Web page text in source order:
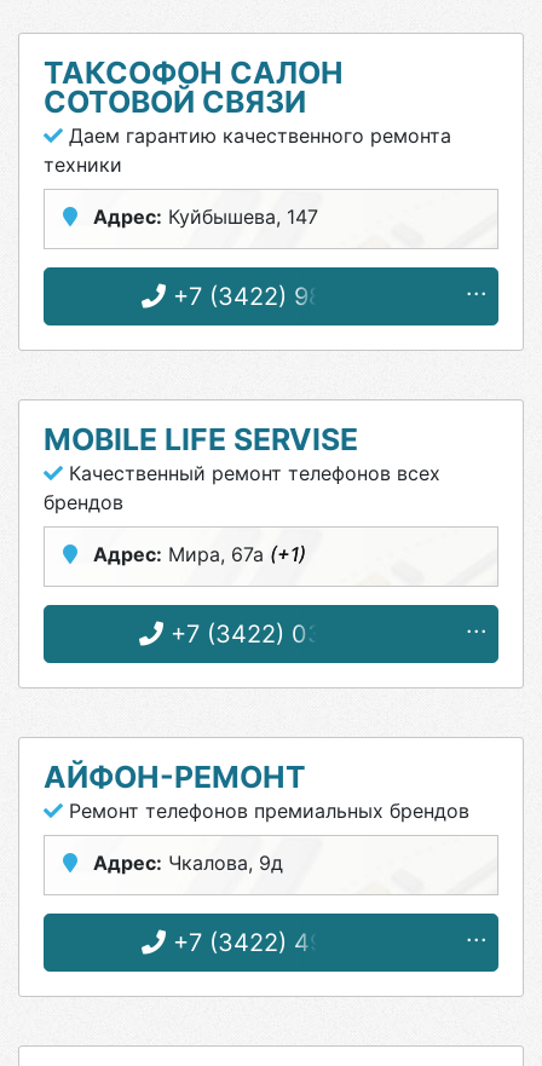
ТАКСОФОН САЛОН
СОТОВОЙ СВЯЗИ
Даем гарантию качественного ремонта
техники
Адрес: Куйбышева, 147
+7 (3422) 98-88-67
MOBILE LIFE SERVISE
Качественный ремонт телефонов всех
брендов
Адрес: Мира, 67а (+1)
+7 (3422) 03-60-23
АЙФОН-РЕМОНТ
Ремонт телефонов премиальных брендов
Адрес: Чкалова, 9д
+7 (3422) 49-72-75